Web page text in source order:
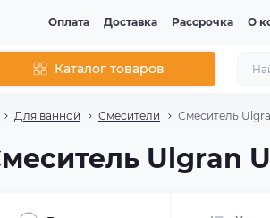
Оплата Доставка Рассрочка О
Каталог товаров
Для ванной Смесители Смеситель
Ulgran